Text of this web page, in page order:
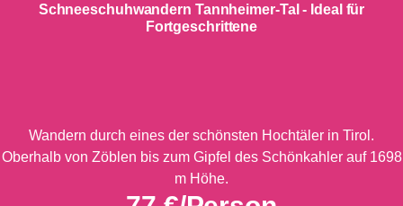
Schneeschuhwandern Tannheimer-Tal - Ideal für
Fortgeschrittene
Wandern durch eines der schönsten Hochtäler in Tirol.
Oberhalb von Zöblen bis zum Gipfel des Schönkahler auf 1698
m Höhe.